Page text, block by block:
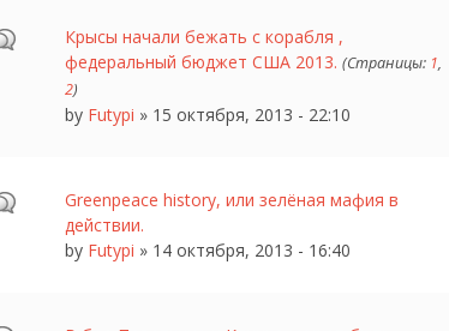
Крысы начали бежать с корабля ,
федеральный бюджет США 2013. (Страницы: 1,
2)
by Futypi » 15 октября, 2013 - 22:10
Greenpeace history, или зелёная мафия в
действии.
by Futypi » 14 октября, 2013 - 16:40